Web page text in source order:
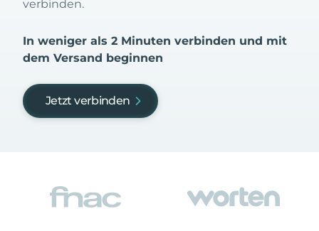
verbinden.
In weniger als 2 Minuten verbinden und mit
dem Versand beginnen
Jetzt verbinden